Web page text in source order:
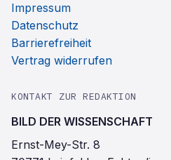
Impressum
Datenschutz
Barrierefreiheit
Vertrag widerrufen
KONTAKT ZUR REDAKTION
BILD DER WISSENSCHAFT
Ernst-Mey-Str. 8